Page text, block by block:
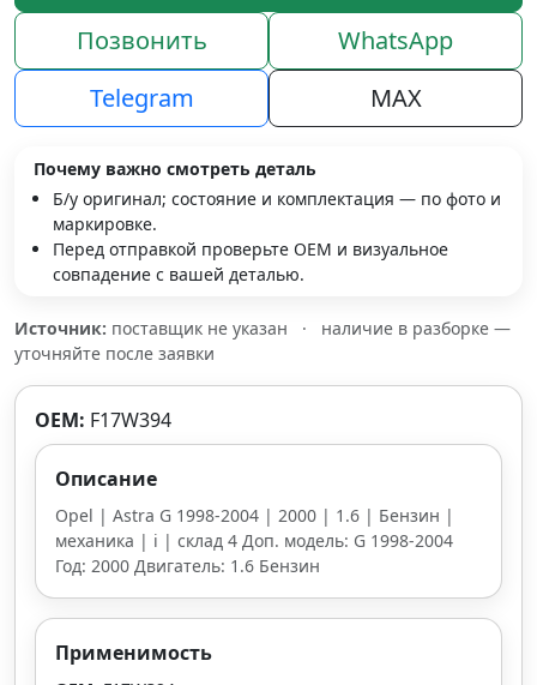
Позвонить
WhatsApp
Telegram
MAX
Почему важно смотреть деталь
Б/у оригинал; состояние и комплектация — по фото и
маркировке.
Перед отправкой проверьте OEM и визуальное
совпадение с вашей деталью.
Источник: поставщик не указан ·
наличие в разборке —
уточняйте после заявки
OEM: F17W394
Описание
Opel | Astra G 1998-2004 | 2000 | 1.6 | Бензин |
механика | i | склад 4 Доп. модель: G 1998-2004
Год: 2000 Двигатель: 1.6 Бензин
Применимость